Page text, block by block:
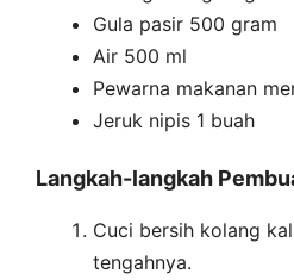
Gula pasir 500 gram
Air 500 ml
Pewarna makanan
Jeruk nipis 1 buah
Langkah-langkah
Cuci bersih kolang
tengahnya.